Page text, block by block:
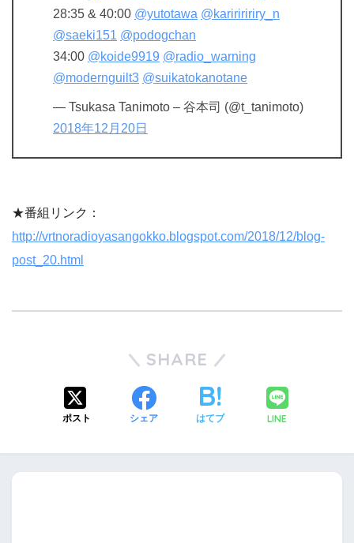
28:35 & 40:00 @yutotawa @kaririririry_n
@saeki151 @podogchan
34:00 @koide9919 @radio_warning
@modernguilt3 @suikatokanotane
— Tsukasa Tanimoto – 谷本司 (@t_tanimoto)
2018年12月20日
★番組リンク：
http://vrtnoradioyasangokko.blogspot.com/2018/12/blog-
post_20.html
SHARE
ポスト シェア はてブ LINE